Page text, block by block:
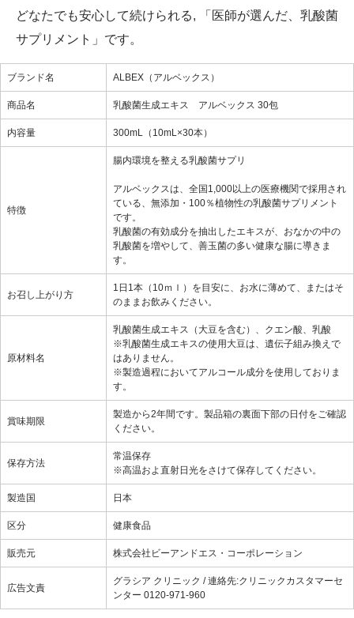
どなたでも安心して続けられる, 「医師が選んだ、乳酸菌
サプリメント」です。
ブランド名 ALBEX（アルベックス）
商品名 乳酸菌生成エキス アルベックス 30包
内容量 300mL（10mL×30本）
特徴
腸内環境を整える乳酸菌サプリ
アルベックスは、全国1,000以上の医療機関で採用され
ている、無添加・100％植物性の乳酸菌サプリメント
です。
乳酸菌の有効成分を抽出したエキスが、おなかの中の
乳酸菌を増やして、善玉菌の多い健康な腸に導きま
す。
お召し上がり方
1日1本（10ｍｌ）を目安に、お水に薄めて、またはそ
のままお飲みください。
原材料名
乳酸菌生成エキス（大豆を含む）、クエン酸、乳酸
※乳酸菌生成エキスの使用大豆は、遺伝子組み換えで
はありません。
※製造過程においてアルコール成分を使用しておりま
す。
賞味期限
製造から2年間です。製品箱の裏面下部の日付をご確認
ください。
保存方法
常温保存
※高温およ直射日光をさけて保存してください。
製造国 日本
区分 健康食品
販売元 株式会社ビーアンドエス・コーポレーション
広告文責
グラシア クリニック / 連絡先:クリニックカスタマーセ
ンター 0120-971-960